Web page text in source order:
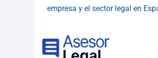
empresa y el sector legal en